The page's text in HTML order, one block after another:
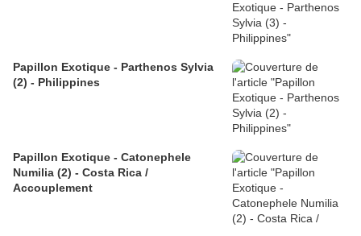
Papillon Exotique - Parthenos Sylvia
(2) - Philippines
Papillon Exotique - Catonephele
Numilia (2) - Costa Rica /
Accouplement